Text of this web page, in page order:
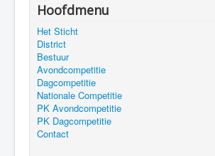
Hoofdmenu
Het Sticht
District
Bestuur
Avondcompetitie
Dagcompetitie
Nationale Competitie
PK Avondcompetitie
PK Dagcompetitie
Contact